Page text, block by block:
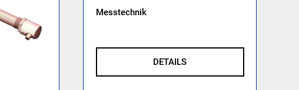
Messtechnik
DETAILS